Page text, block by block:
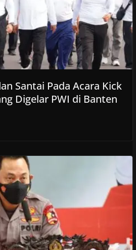
Santai Pada Acara Kick
Digelar PWI di Banten